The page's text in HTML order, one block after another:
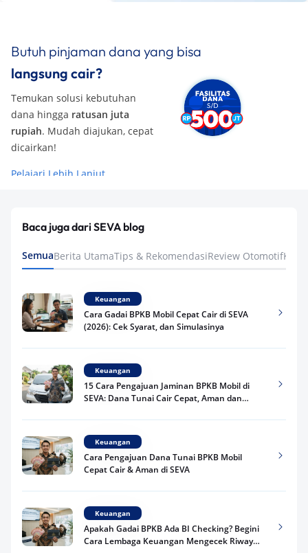
Butuh pinjaman dana yang bisa
langsung cair?
Temukan solusi kebutuhan
dana hingga ratusan juta
rupiah. Mudah diajukan, cepat
dicairkan!
Pelajari Lebih Lanjut
Baca juga dari SEVA blog
SemuaBerita UtamaTips & RekomendasiReview Otomotif
Keuangan
Cara Gadai BPKB Mobil Cepat Cair di SEVA
(2026): Cek Syarat, dan Simulasinya
Keuangan
15 Cara Pengajuan Jaminan BPKB Mobil di
SEVA: Dana Tunai Cair Cepat, Aman dan
Keuangan
Cara Pengajuan Dana Tunai BPKB Mobil
Cepat Cair & Aman di SEVA
Keuangan
Apakah Gadai BPKB Ada BI Checking? Begini
Cara Lembaga Keuangan Mengecek Riwayat